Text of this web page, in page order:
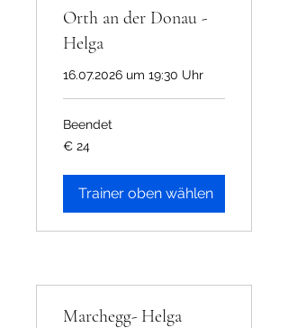
Orth an der Donau -
Helga
16.07.2026 um 19:30 Uhr
Beendet
24
Euro
€ 24
Trainer oben wählen
Marchegg- Helga